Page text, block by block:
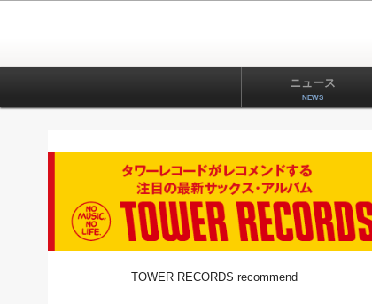
ニュース
NEWS
TOWER RECORDS recommend